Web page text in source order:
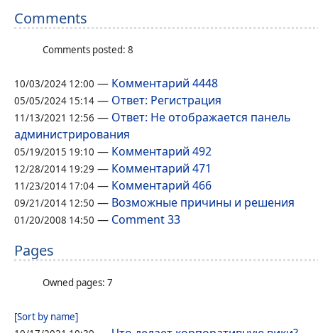
Comments
Comments posted: 8
10/03/2024 12:00 — Комментарий 4448
05/05/2024 15:14 — Ответ: Регистрация
11/13/2021 12:56 — Ответ: Не отображается панель
администрирования
05/19/2015 19:10 — Комментарий 492
12/28/2014 19:29 — Комментарий 471
11/23/2014 17:04 — Комментарий 466
09/21/2014 12:50 — Возможные причины и решения
01/20/2008 14:50 — Comment 33
Pages
Owned pages: 7
[Sort by name]